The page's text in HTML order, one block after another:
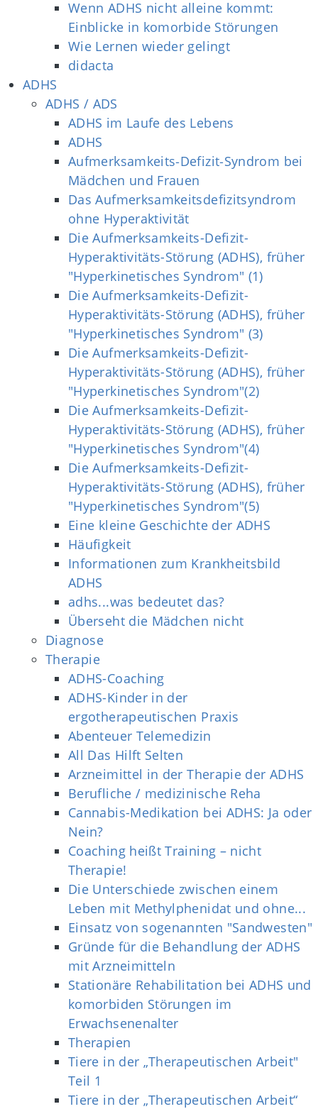
Wenn ADHS nicht alleine kommt:
Einblicke in komorbide Störungen
Wie Lernen wieder gelingt
didacta
ADHS
ADHS / ADS
ADHS im Laufe des Lebens
ADHS
Aufmerksamkeits‐Defizit‐Syndrom bei
Mädchen und Frauen
Das Aufmerksamkeitsdefizitsyndrom
ohne Hyperaktivität
Die Aufmerksamkeits-Defizit-
Hyperaktivitäts-Störung (ADHS), früher
"Hyperkinetisches Syndrom" (1)
Die Aufmerksamkeits-Defizit-
Hyperaktivitäts-Störung (ADHS), früher
"Hyperkinetisches Syndrom" (3)
Die Aufmerksamkeits-Defizit-
Hyperaktivitäts-Störung (ADHS), früher
"Hyperkinetisches Syndrom"(2)
Die Aufmerksamkeits-Defizit-
Hyperaktivitäts-Störung (ADHS), früher
"Hyperkinetisches Syndrom"(4)
Die Aufmerksamkeits-Defizit-
Hyperaktivitäts-Störung (ADHS), früher
"Hyperkinetisches Syndrom"(5)
Eine kleine Geschichte der ADHS
Häufigkeit
Informationen zum Krankheitsbild
ADHS
adhs...was bedeutet das?
Überseht die Mädchen nicht
Diagnose
Therapie
ADHS-Coaching
ADHS-Kinder in der
ergotherapeutischen Praxis
Abenteuer Telemedizin
All Das Hilft Selten
Arzneimittel in der Therapie der ADHS
Berufliche / medizinische Reha
Cannabis-Medikation bei ADHS: Ja oder
Nein?
Coaching heißt Training – nicht
Therapie!
Die Unterschiede zwischen einem
Leben mit Methylphenidat und ohne...
Einsatz von sogenannten "Sandwesten"
Gründe für die Behandlung der ADHS
mit Arzneimitteln
Stationäre Rehabilitation bei ADHS und
komorbiden Störungen im
Erwachsenenalter
Therapien
Tiere in der „Therapeutischen Arbeit"
Teil 1
Tiere in der „Therapeutischen Arbeit“